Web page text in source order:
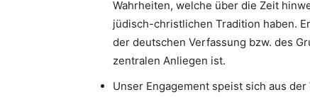
Wahrheiten, welche über die Zeit
jüdisch-christlichen Tradition haben.
der deutschen Verfassung bzw. des
zentralen Anliegen ist.
Unser Engagement speist sich aus